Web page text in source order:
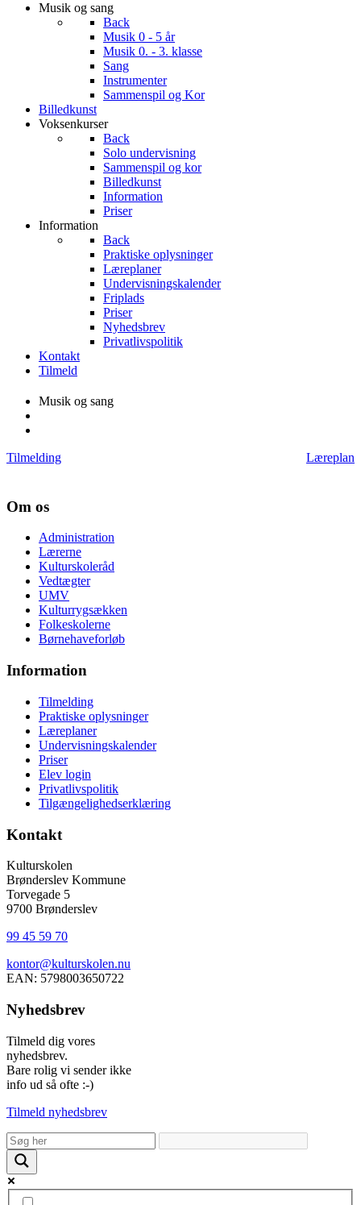
Musik og sang
Back
Musik 0 - 5 år
Musik 0. - 3. klasse
Sang
Instrumenter
Sammenspil og Kor
Billedkunst
Voksenkurser
Back
Solo undervisning
Sammenspil og kor
Billedkunst
Information
Priser
Information
Back
Praktiske oplysninger
Læreplaner
Undervisningskalender
Friplads
Priser
Nyhedsbrev
Privatlivspolitik
Kontakt
Tilmeld
Musik og sang
Tilmelding Læreplan
Om os
Administration
Lærerne
Kulturskoleråd
Vedtægter
UMV
Kulturrygsækken
Folkeskolerne
Børnehaveforløb
Information
Tilmelding
Praktiske oplysninger
Læreplaner
Undervisningskalender
Priser
Elev login
Privatlivspolitik
Tilgængelighedserklæring
Kontakt
Kulturskolen
Brønderslev Kommune
Torvegade 5
9700 Brønderslev
99 45 59 70
kontor@kulturskolen.nu
EAN: 5798003650722
Nyhedsbrev
Tilmeld dig vores
nyhedsbrev.
Bare rolig vi sender ikke
info ud så ofte :-)
Tilmeld nyhedsbrev